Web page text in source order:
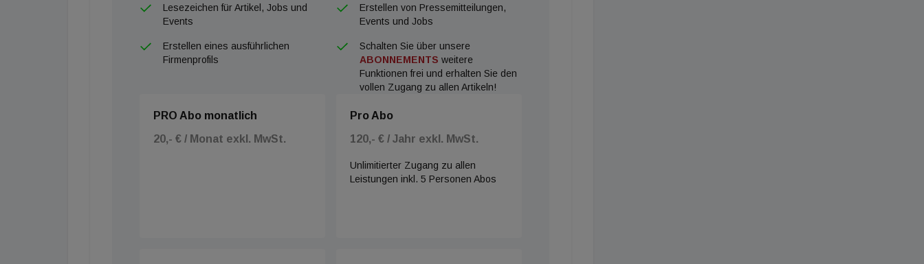
Lesezeichen für Artikel, Jobs und
Events
Erstellen von Pressemitteilungen,
Events und Jobs
Erstellen eines ausführlichen
Firmenprofils
Schalten Sie über unsere
ABONNEMENTS weitere
Funktionen frei und erhalten Sie den
vollen Zugang zu allen Artikeln!
PRO Abo monatlich
20,- € / Monat exkl. MwSt.
Pro Abo
120,- € / Jahr exkl. MwSt.
Unlimitierter Zugang zu allen
Leistungen inkl. 5 Personen Abos